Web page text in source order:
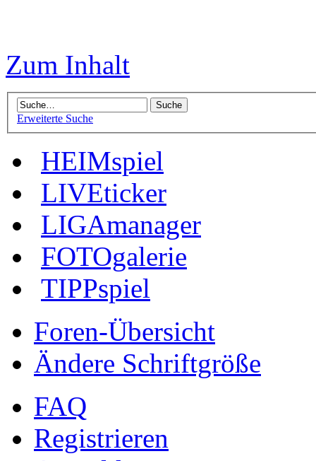
Zum Inhalt
Erweiterte Suche
HEIMspiel
LIVEticker
LIGAmanager
FOTOgalerie
TIPPspiel
Foren-Übersicht
Ändere Schriftgröße
FAQ
Registrieren